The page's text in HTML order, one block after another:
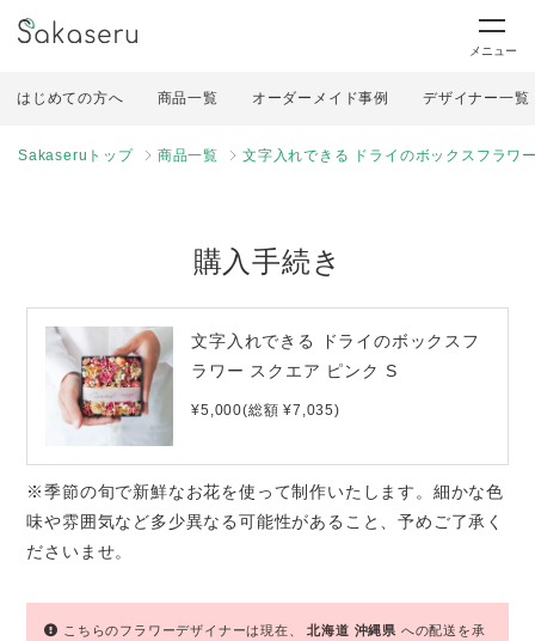
メニュー
はじめての方へ 商品一覧 オーダーメイド事例 デザイナー一覧
Sakaseruトップ 商品一覧 文字入れできる ドライのボックスフラワ
購入手続き
文字入れできる ドライのボックスフ
ラワー スクエア ピンク S
¥5,000(総額 ¥7,035)
※季節の旬で新鮮なお花を使って制作いたします。細かな色
味や雰囲気など多少異なる可能性があること、予めご了承く
ださいませ。
こちらのフラワーデザイナーは現在、北海道 沖縄県 への配送を承